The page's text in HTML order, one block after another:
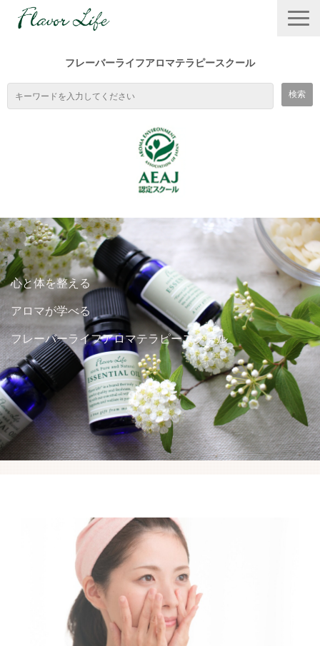
フレーバーライフアロマテラピースクール
スクールの特徴
１DAYワークショップ
アロマを学ぶ
ハーブを学ぶ
講座スケジュール
受講生の方へ
アクセス
心と体を整える
アロマが学べる
フレーバーライフアロマテラピースクール